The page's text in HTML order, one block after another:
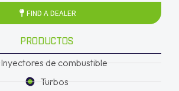
FIND A DEALER
PRODUCTOS
Inyectores de combustible
Turbos